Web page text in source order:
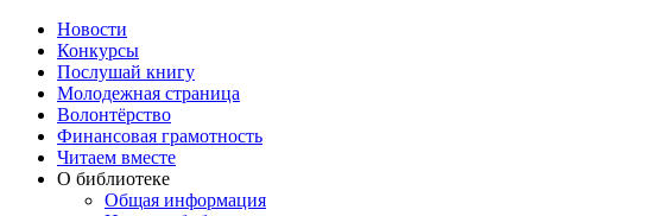
Новости
Конкурсы
Послушай книгу
Молодежная страница
Волонтёрство
Финансовая грамотность
Читаем вместе
О библиотеке
Общая информация